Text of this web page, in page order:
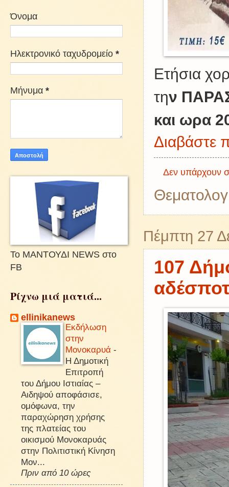
Ετήσια
την
και ωρα
Διαβάστε
Δεν υπάρχουν
Πέμπτη 27
107
Όνομα
Ηλεκτρονικό ταχυδρομείο *
Μήνυμα *
Το ΜΑΝΤΟΥΔΙ NEWS στο
FB
Ρίχνω μιά ματιά...
ellinikanews
Εκδήλωση
στην
Μονοκαρυά -
Η Δημοτική
Επιτροπή
του Δήμου Ιστιαίας –
Αιδηψού αποφάσισε,
ομόφωνα, την
παραχώρηση χρήσης
της πλατείας του
οικισμού Μονοκαρυάς
στην Πολιτιστική Κίνηση
Μον...
Πριν από 10 ώρες